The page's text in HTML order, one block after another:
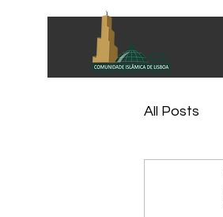
All Posts